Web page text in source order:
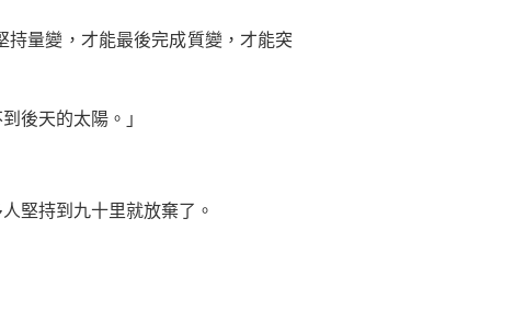
量變，才能最後完成質變，才能突
後天的太陽。」
堅持到九十里就放棄了。